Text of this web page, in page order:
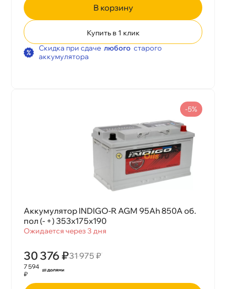
корзину
Купить в 1 клик
Скидка при сдаче любого старого
аккумулятора
Аккумулятор INDIGO-R AGM 95Ah 850A об.
пол (- +) 353х175х190
Ожидается через 3 дня
30 376 ₽31 975 ₽
-5%
7 594
₽